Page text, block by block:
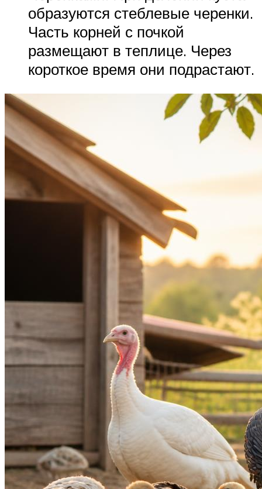
образуются стеблевые черенки.
Часть корней с почкой
размещают в теплице. Через
короткое время они подрастают.